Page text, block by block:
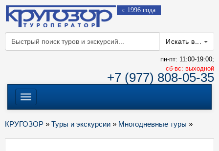
с 1996 года
Искать в...
пн-пт: 11:00-19:00;
cб-вс: выходной
+7 (977) 808-05-35
Меню
КРУГОЗОР » Туры и экскурсии » Многодневные туры »